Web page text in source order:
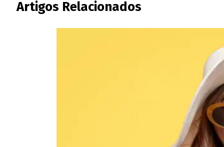
Artigos Relacionados